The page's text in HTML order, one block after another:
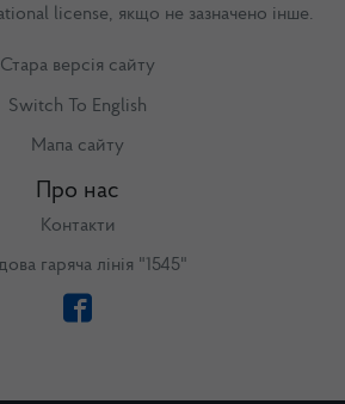
license, якщо не зазначено інше.
Стара версія сайту
Switch To English
Мапа сайту
Про нас
Контакти
гаряча лінія "1545"